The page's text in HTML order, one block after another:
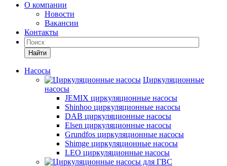
О компании
Новости
Вакансии
Контакты
Найти
Насосы
Циркуляционные
насосы
JEMIX циркуляционные насосы
Shinhoo циркуляционные насосы
DAB циркуляционные насосы
Elsen циркуляционные насосы
Grundfos циркуляционные насосы
Shimge циркуляционные насосы
LEO циркуляционные насосы